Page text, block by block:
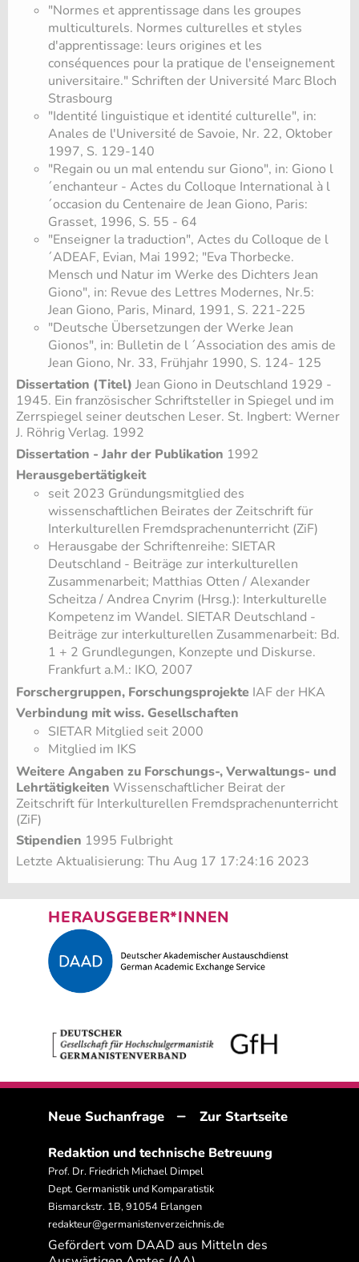
"Normes et apprentissage dans les groupes
multiculturels. Normes culturelles et styles
d'apprentissage: leurs origines et les
conséquences pour la pratique de l'enseignement
universitaire." Schriften der Université Marc Bloch
Strasbourg
"Identité linguistique et identité culturelle", in:
Anales de l'Université de Savoie, Nr. 22, Oktober
1997, S. 129-140
"Regain ou un mal entendu sur Giono", in: Giono l
´enchanteur - Actes du Colloque International à l
´occasion du Centenaire de Jean Giono, Paris:
Grasset, 1996, S. 55 - 64
"Enseigner la traduction", Actes du Colloque de l
´ADEAF, Evian, Mai 1992; "Eva Thorbecke.
Mensch und Natur im Werke des Dichters Jean
Giono", in: Revue des Lettres Modernes, Nr.5:
Jean Giono, Paris, Minard, 1991, S. 221-225
"Deutsche Übersetzungen der Werke Jean
Gionos", in: Bulletin de l ´Association des amis de
Jean Giono, Nr. 33, Frühjahr 1990, S. 124- 125
Dissertation (Titel) Jean Giono in Deutschland 1929 -
1945. Ein französischer Schriftsteller in Spiegel und im
Zerrspiegel seiner deutschen Leser. St. Ingbert: Werner
J. Röhrig Verlag. 1992
Dissertation - Jahr der Publikation 1992
Herausgebertätigkeit
seit 2023 Gründungsmitglied des
wissenschaftlichen Beirates der Zeitschrift für
Interkulturellen Fremdsprachenunterricht (ZiF)
Herausgabe der Schriftenreihe: SIETAR
Deutschland - Beiträge zur interkulturellen
Zusammenarbeit; Matthias Otten / Alexander
Scheitza / Andrea Cnyrim (Hrsg.): Interkulturelle
Kompetenz im Wandel. SIETAR Deutschland -
Beiträge zur interkulturellen Zusammenarbeit: Bd.
1 + 2 Grundlegungen, Konzepte und Diskurse.
Frankfurt a.M.: IKO, 2007
Forschergruppen, Forschungsprojekte IAF der HKA
Verbindung mit wiss. Gesellschaften
SIETAR Mitglied seit 2000
Mitglied im IKS
Weitere Angaben zu Forschungs-, Verwaltungs- und
Lehrtätigkeiten Wissenschaftlicher Beirat der
Zeitschrift für Interkulturellen Fremdsprachenunterricht
(ZiF)
Stipendien 1995 Fulbright
Letzte Aktualisierung: Thu Aug 17 17:24:16 2023
HERAUSGEBER*INNEN
Neue Suchanfrage – Zur Startseite
Redaktion und technische Betreuung
Prof. Dr. Friedrich Michael Dimpel
Dept. Germanistik und Komparatistik
Bismarckstr. 1B, 91054 Erlangen
redakteur@germanistenverzeichnis.de
Gefördert vom DAAD aus Mitteln des